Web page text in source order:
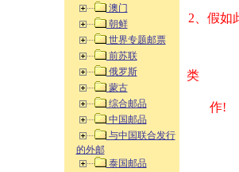
澳门
朝鲜
世界专题邮票
前苏联
俄罗斯
蒙古
综合邮品
中国邮品
与中国联合发行
的外邮
泰国邮品
2、
类
作!